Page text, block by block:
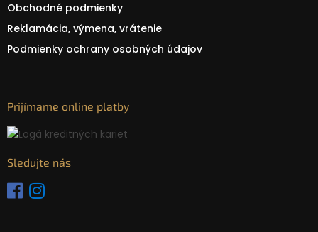
Obchodné podmienky
Reklamácia, výmena, vrátenie
Podmienky ochrany osobných údajov
Prijímame online platby
Sledujte nás